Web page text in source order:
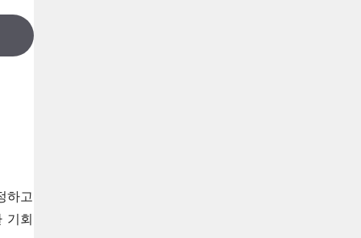
하고
기회